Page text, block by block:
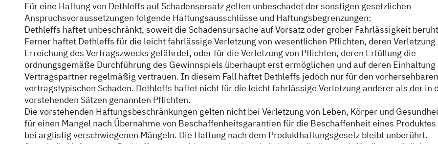
Für eine Haftung von Dethleffs auf Schadensersatz gelten unbeschadet der sonstigen gesetzlichen
Anspruchsvoraussetzungen folgende Haftungsausschlüsse und Haftungsbegrenzungen:
Dethleffs haftet unbeschränkt, soweit die Schadensursache auf Vorsatz oder grober Fahrlässigkeit
Ferner haftet Dethleffs für die leicht fahrlässige Verletzung von wesentlichen Pflichten, deren Verletzung
Erreichung des Vertragszwecks gefährdet, oder für die Verletzung von Pflichten, deren Erfüllung die
ordnungsgemäße Durchführung des Gewinnspiels überhaupt erst ermöglichen und auf deren Einhaltung
Vertragspartner regelmäßig vertrauen. In diesem Fall haftet Dethleffs jedoch nur für den
vertragstypischen Schaden. Dethleffs haftet nicht für die leicht fahrlässige Verletzung anderer als der in
vorstehenden Sätzen genannten Pflichten.
Die vorstehenden Haftungsbeschränkungen gelten nicht bei Verletzung von Leben, Körper und
für einen Mangel nach Übernahme von Beschaffenheitsgarantien für die Beschaffenheit eines Produktes
bei arglistig verschwiegenen Mängeln. Die Haftung nach dem Produkthaftungsgesetz bleibt unberührt.